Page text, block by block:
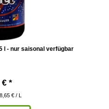
l - nur saisonal verfügbar
€ *
€ / L